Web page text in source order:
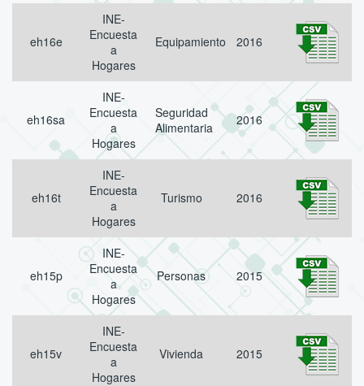
eh16e
INE-
Encuesta
a
Hogares
Equipamiento 2016
eh16sa
INE-
Encuesta
a
Hogares
Seguridad
Alimentaria
2016
eh16t
INE-
Encuesta
a
Hogares
Turismo 2016
eh15p
INE-
Encuesta
a
Hogares
Personas 2015
eh15v
INE-
Encuesta
a
Hogares
Vivienda 2015